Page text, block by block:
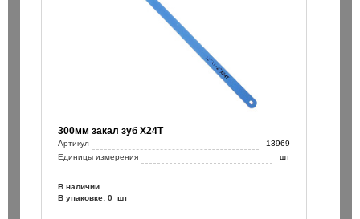
300мм закал зуб Х24Т
Артикул
13969
Единицы измерения
шт
В наличии
В упаковке: 0 шт